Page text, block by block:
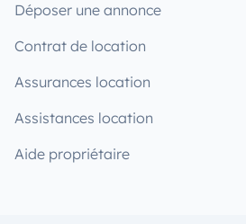
Déposer une annonce
Contrat de location
Assurances location
Assistances location
Aide propriétaire